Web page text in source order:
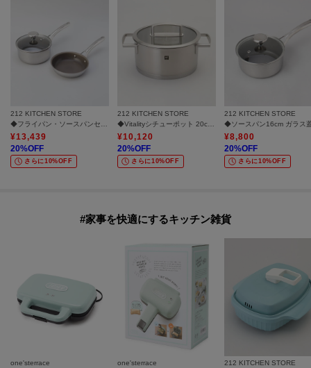
212 KITCHEN STORE
¥13,439
20%OFF
さらに10%OFF
212 KITCHEN STORE
¥10,120
20%OFF
さらに10%OFF
212 KITCHEN STORE
¥8,800
20%OFF
さらに10%OFF
#家事を快適にするキッチン雑貨
one'sterrace
one'sterrace
212 KITCHEN STORE